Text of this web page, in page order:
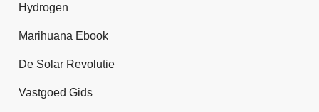
Hydrogen
Marihuana Ebook
De Solar Revolutie
Vastgoed Gids